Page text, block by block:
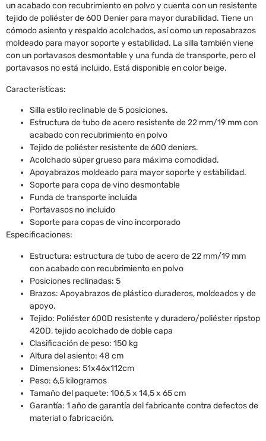
un acabado con recubrimiento en polvo y cuenta con un resistente
tejido de poliéster de 600 Denier para mayor durabilidad. Tiene un
cómodo asiento y respaldo acolchados, así como un reposabrazos
moldeado para mayor soporte y estabilidad. La silla también viene
con un portavasos desmontable y una funda de transporte, pero el
portavasos no está incluido. Está disponible en color beige.
Características:
Silla estilo reclinable de 5 posiciones.
Estructura de tubo de acero resistente de 22 mm/19 mm con
acabado con recubrimiento en polvo
Tejido de poliéster resistente de 600 deniers.
Acolchado súper grueso para máxima comodidad.
Apoyabrazos moldeado para mayor soporte y estabilidad.
Soporte para copa de vino desmontable
Funda de transporte incluida
Portavasos no incluido
Soporte para copas de vino incorporado
Especificaciones:
Estructura: estructura de tubo de acero de 22 mm/19 mm
con acabado con recubrimiento en polvo
Posiciones reclinadas: 5
Brazos: Apoyabrazos de plástico duraderos, moldeados y de
apoyo.
Tejido: Poliéster 600D resistente y duradero/poliéster ripstop
420D, tejido acolchado de doble capa
Clasificación de peso: 150 kg
Altura del asiento: 48 cm
Dimensiones: 51x46x112cm
Peso: 6,5 kilogramos
Tamaño del paquete: 106,5 x 14,5 x 65 cm
Garantía: 1 año de garantía del fabricante contra defectos de
material o fabricación.